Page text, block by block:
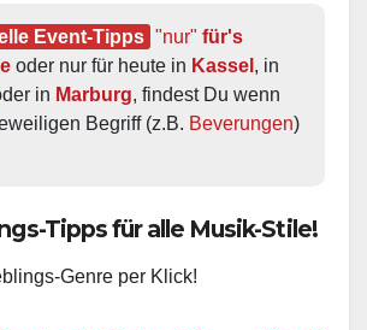
Event-Tipps "nur" für's
oder nur für heute in Kassel
in Marburg, findest Du wenn
Begriff (z.B. Beverungen)
Tipps für alle Musik-Stile!
Genre per Klick!